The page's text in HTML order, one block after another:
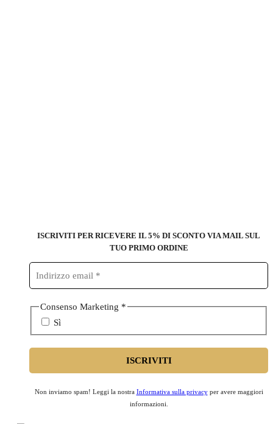
ISCRIVITI PER RICEVERE IL 5% DI SCONTO VIA MAIL SUL
TUO PRIMO ORDINE
Consenso Marketing *
Sì
Non inviamo spam! Leggi la nostra Informativa sulla privacyper avere maggiori
informazioni.